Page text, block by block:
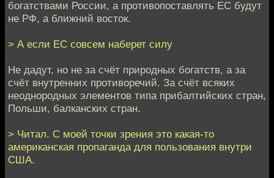
богатствами России, а противопоставлять ЕС будут
не РФ, а ближний восток.
> А если ЕС совсем наберет силу
Не дадут, но не за счёт природных богатств, а за
счёт внутренних противоречий. За счёт всяких
неоднородных элементов типа прибалтийских стран,
Польши, балканских стран.
> Читал. С моей точки зрения это какая-то
американская пропаганда для пользования внутри
США.